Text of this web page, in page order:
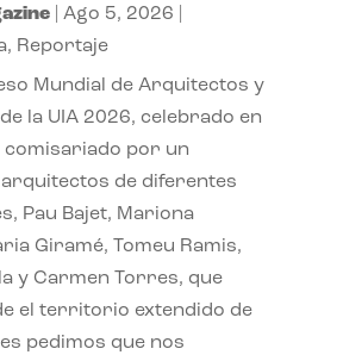
| Ago 5, 2026
, Reportaje
Mundial de Arquitectos y
la UIA 2026, celebrado en
comisariado por un
de diferentes
Pau Bajet, Mariona
Giramé, Tomeu Ramis,
y Carmen Torres, que
el territorio extendido de
pedimos que nos